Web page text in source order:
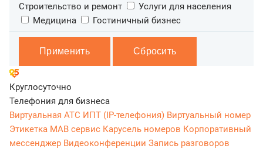
Строительство и ремонт
Услуги для населения
Медицина
Гостиничный бизнес
Круглосуточно
Телефония для бизнеса
Виртуальная АТС ИПТ (IP-телефония) Виртуальный номер
Этикетка МАВ сервис Карусель номеров Корпоративный
мессенджер Видеоконференции Запись разговоров